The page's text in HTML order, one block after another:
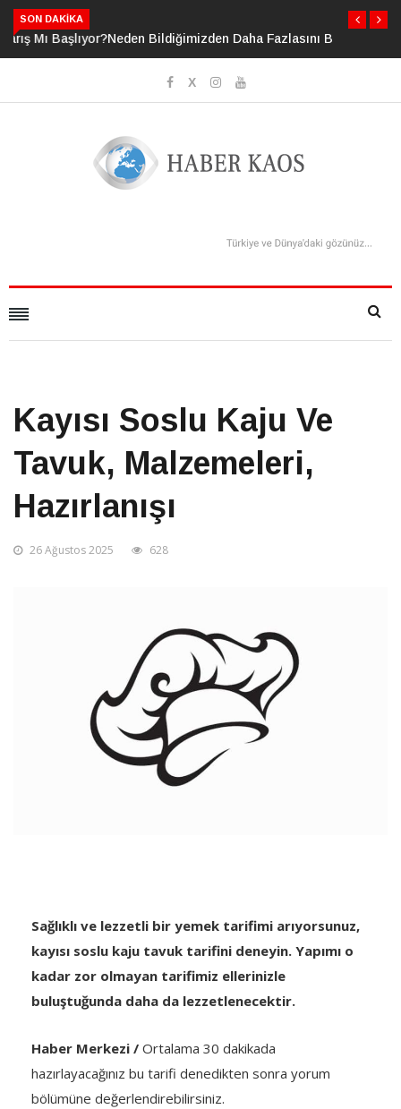
SON DAKIKA
Neden Bildiğimizden Daha Fazlasını Bildiğimizi Sanıyoruz?
Kayısı Soslu Kaju Ve
Tavuk, Malzemeleri,
Hazırlanışı
26 Ağustos 2025 628
Sağlıklı ve lezzetli bir yemek tarifimi arıyorsunuz,
kayısı soslu kaju tavuk tarifini deneyin. Yapımı o
kadar zor olmayan tarifimiz ellerinizle
buluştuğunda daha da lezzetlenecektir.
Haber Merkezi / Ortalama 30 dakikada
hazırlayacağınız bu tarifi denedikten sonra yorum
bölümüne değerlendirebilirsiniz.